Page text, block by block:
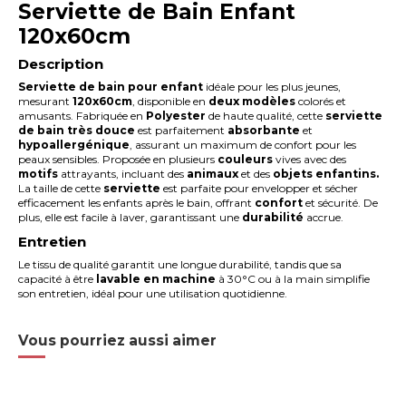
Serviette de Bain Enfant
120x60cm
Description
Serviette de bain pour enfant idéale pour les plus jeunes,
mesurant120x60cm, disponible en deux modèles colorés et
amusants. Fabriquée en Polyester de haute qualité, cette serviette
de bain très douce est parfaitement absorbante et
hypoallergénique, assurant un maximum de confort pour les
peaux sensibles. Proposée en plusieurs couleurs vives avec des
motifs attrayants, incluant des animauxet des objets enfantins.
La taille de cette servietteest parfaite pour envelopper et sécher
efficacement les enfants après le bain, offrant confort et sécurité. De
plus, elle est facile à laver, garantissant une durabilité accrue.
Entretien
Le tissu de qualité garantit une longue durabilité, tandis que sa
capacité à être lavable en machine à 30°C ou à la main simplifie
son entretien, idéal pour une utilisation quotidienne.
Vous pourriez aussi aimer